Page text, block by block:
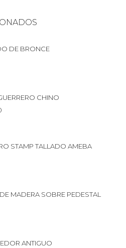
DE BRONCE
CHINO
STAMP TALLADO AMEBA
MADERA SOBRE PEDESTAL
ANTIGUO